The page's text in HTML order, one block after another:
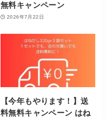
無料キャンペーン
2026年7月22日
【今年もやります！】送
料無料キャンペーン はね